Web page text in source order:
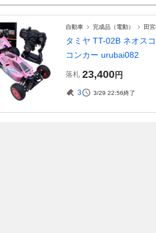
自動車 完成品（電動） 田
タミヤ TT-02B ネオス
コンカー urubai082
落札 23,400円
3 3/29 22:56終了